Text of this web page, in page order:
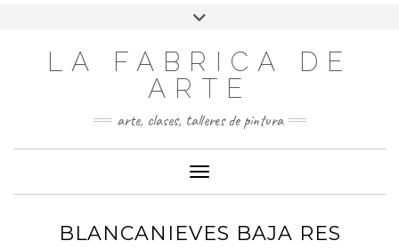
LA FABRICA DE
ARTE
arte, clases, talleres de pintura
Cambiar modo de navegación
BLANCANIEVES BAJA RES